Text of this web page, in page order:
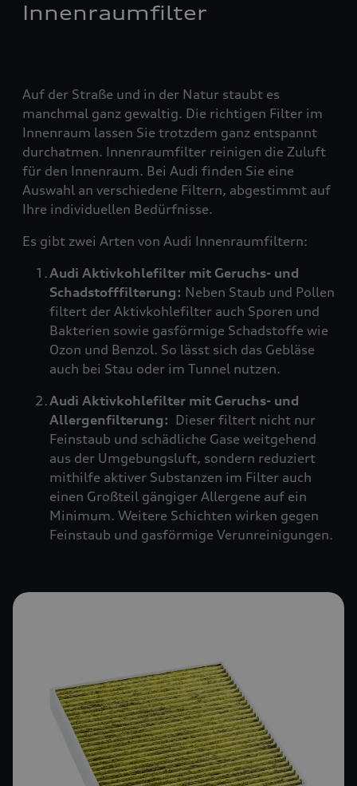
Innenraumfilter
Auf der Straße und in der Natur staubt es
manchmal ganz gewaltig. Die richtigen Filter im
Innenraum lassen Sie trotzdem ganz entspannt
durchatmen. Innenraumfilter reinigen die Zuluft
für den Innenraum. Bei Audi finden Sie eine
Auswahl an verschiedene Filtern, abgestimmt auf
Ihre individuellen Bedürfnisse.
Es gibt zwei Arten von Audi Innenraumfiltern:
Audi Aktivkohlefilter mit Geruchs- und
Schadstofffilterung: Neben Staub und Pollen
filtert der Aktivkohlefilter auch Sporen und
Bakterien sowie gasförmige Schadstoffe wie
Ozon und Benzol. So lässt sich das Gebläse
auch bei Stau oder im Tunnel nutzen.
Audi Aktivkohlefilter mit Geruchs- und
Allergenfilterung: Dieser filtert nicht nur
Feinstaub und schädliche Gase weitgehend
aus der Umgebungsluft, sondern reduziert
mithilfe aktiver Substanzen im Filter auch
einen Großteil gängiger Allergene auf ein
Minimum. Weitere Schichten wirken gegen
Feinstaub und gasförmige Verunreinigungen.